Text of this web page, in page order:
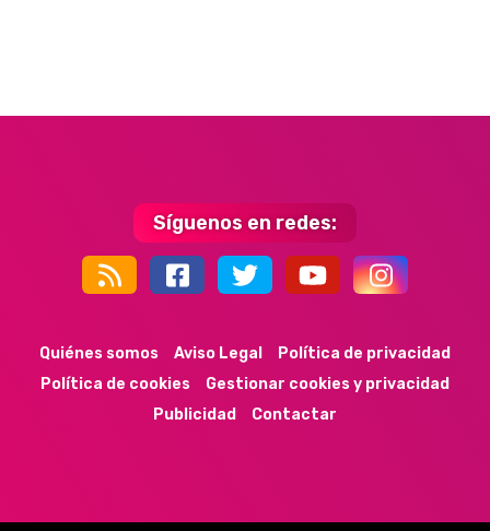
Síguenos en redes:
Quiénes somos Aviso Legal
Política de privacidad
Política de cookies
Gestionar cookies y privacidad
Publicidad
Contactar